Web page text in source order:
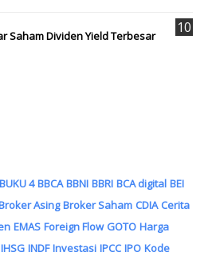
Saham Dividen Yield Terbesar
4 BBCA BBNI BBRI BCA digital BEI
Asing Broker Saham CDIA Cerita
EMAS Foreign Flow GOTO Harga
IHSG INDF Investasi IPCC IPO Kode